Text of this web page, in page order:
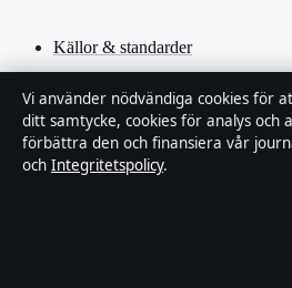
Källor & standarder
Redaktionell policy
Rättelsepolicy
Vi använder nödvändiga cookies för
ditt samtycke, cookies för analys och
förbättra den och finansiera vår
och Integritetspolicy.